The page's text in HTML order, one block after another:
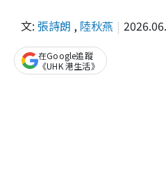
文: 張詩朗 , 陸秋燕
在Google追蹤
《UHK 港生活》